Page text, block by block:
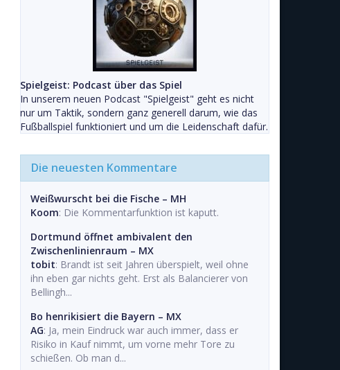
Spielgeist: Podcast über das Spiel
In unserem neuen Podcast "Spielgeist" geht es nicht
nur um Taktik, sondern ganz generell darum, wie das
Fußballspiel funktioniert und um die Leidenschaft dafür.
Die neuesten Kommentare
Weißwurscht bei die Fische – MH
Koom: Die Kommentarfunktion ist kaputt.
Dortmund öffnet ambivalent den
Zwischenlinienraum – MX
tobit: Brandt ist seit Jahren überspielt, weil ohne
ihn eben gar nichts geht. Erst als Balancierer von
Bellingh...
Bo henrikisiert die Bayern – MX
AG: Ja, mein Eindruck war auch immer, dass er
Risiko in Kauf nimmt, um vorne mehr Tore zu
schießen. Ob man d...